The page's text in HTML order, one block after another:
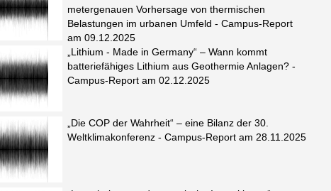
metergenauen Vorhersage von thermischen
Belastungen im urbanen Umfeld - Campus-Report
am 09.12.2025
„Lithium - Made in Germany“ – Wann kommt
batteriefähiges Lithium aus Geothermie Anlagen? -
Campus-Report am 02.12.2025
„Die COP der Wahrheit“ – eine Bilanz der 30.
Weltklimakonferenz - Campus-Report am 28.11.2025